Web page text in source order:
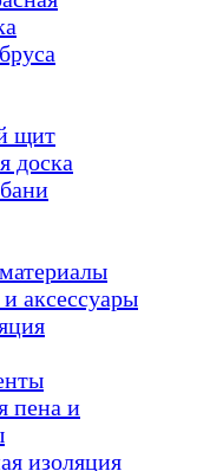
щит
доска
аксессуары
пена и
изоляция